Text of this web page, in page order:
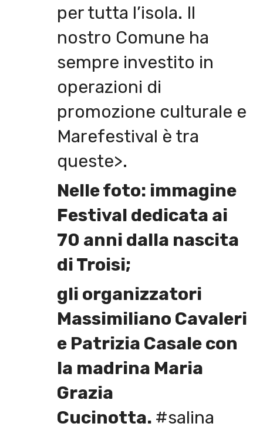
per tutta l’isola. Il
nostro Comune ha
sempre investito in
operazioni di
promozione culturale e
Marefestival è tra
queste>.
Nelle foto: immagine
Festival dedicata ai
70 anni dalla nascita
di Troisi;
gli organizzatori
Massimiliano Cavaleri
e Patrizia Casale con
la madrina Maria
Grazia
Cucinotta. #salina